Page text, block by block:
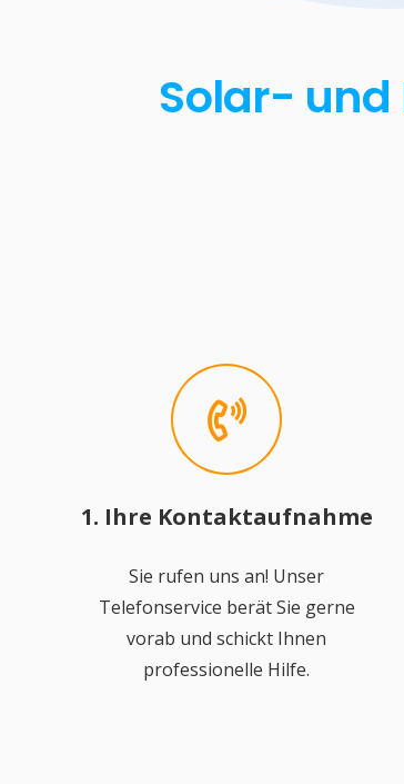
Solar-
1. Ihre Kontaktaufnahme
Sie rufen uns an! Unser
Telefonservice berät Sie gerne
vorab und schickt Ihnen
professionelle Hilfe.